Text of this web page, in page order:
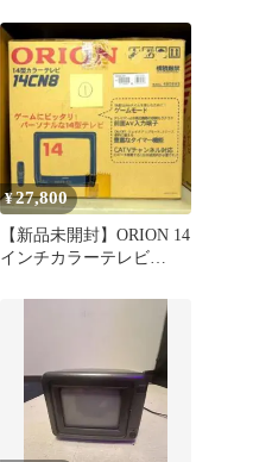
¥27,800
【新品未開封】ORION 14
インチカラーテレビ